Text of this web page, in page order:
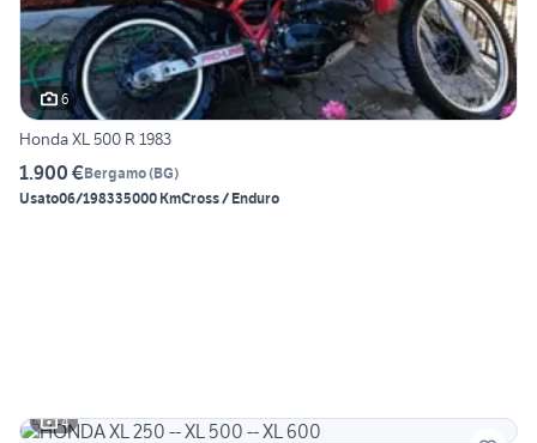
6
Honda XL 500 R 1983
1.900 €Bergamo(BG)
Usato06/198335000 KmCross / Enduro
4